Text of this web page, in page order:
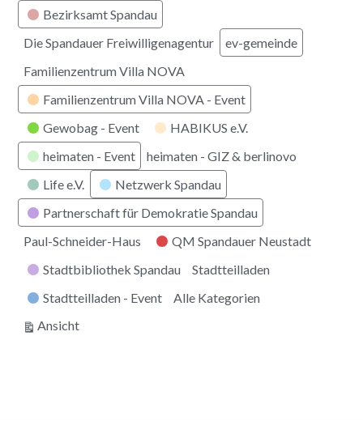
Bezirksamt Spandau
Die Spandauer Freiwilligenagentur
ev-gemeinde
Familienzentrum Villa NOVA
Familienzentrum Villa NOVA - Event
Gewobag - Event
HABIKUS e.V.
heimaten - Event
heimaten - GIZ & berlinovo
Life e.V.
Netzwerk Spandau
Partnerschaft für Demokratie Spandau
Paul-Schneider-Haus
QM Spandauer Neustadt
Stadtbibliothek Spandau
Stadtteilladen
Stadtteilladen - Event
Alle Kategorien
Ansichtausdrucken